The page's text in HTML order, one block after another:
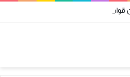
النظام وميليشياته